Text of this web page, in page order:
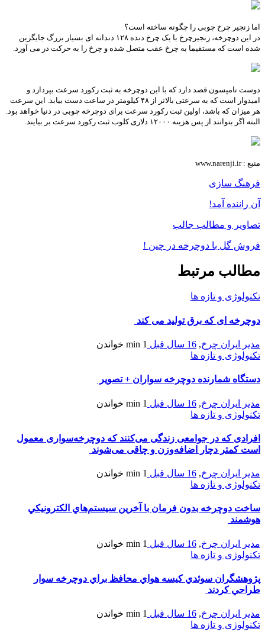
اما زنجیر چرخ چوبی را چگونه ساخته است؟
در این دوچرخه، زنجیرچرخ با یک چرخ دنده ۱۲۸ دندانه ای بسیار بزرگ جایگزین
شده است که مستقیما به چرخ عقب متصل شده و چرخ را به حرکت در می آورد.
دوست تامپسون قصد دارد که با این دوچرخه به ثبت رکورد سرعت بپردازد و
امیدوار است که به سرعتی بالاتر از ۴۸ کیلومتر در ساعت دست بیابد. این سرعت
هر میزان که باشد، اولین ثبت رکورد سرعت برای دوچرخه چوبی در دنیا خواهد بود.
البته اگر بتوانند از پس هزینه ۱۲۰۰۰ دلاری کلوب ثبت رکورد سرعت بر بیایند.
منبع : www.narenji.ir
فرهنگ سازی
آن راننده آمد!
تصاویر و مطالب جالب
فروش گل با دوچرخه در چین !
مطالب مرتبط
تکنولوژی و تازه ها
دوچرخه ای که برق تولید می کند
مدیر ایران چرخ, 16 سال قبل 1 min
خواندن
تکنولوژی و تازه ها
دستگاه شمارنده دوچرخه سواران + تصویر
مدیر ایران چرخ, 16 سال قبل 1 min
خواندن
تکنولوژی و تازه ها
افرادی که در جوامعی زندگی می‌کنند که دوچرخه‌سواری معمول
است کمتر دچار اضافه‌وزن و چاقی می‌شوند
مدیر ایران چرخ, 16 سال قبل 1 min
خواندن
تکنولوژی و تازه ها
ساخت دوچرخه بدون فرمان با آخرين سيستم‌هاي الكترونيكي
هوشمند
مدیر ایران چرخ, 16 سال قبل 1 min
خواندن
تکنولوژی و تازه ها
پژوهشگران سوئدي کيسه هواي محافظ براي دوچرخه سوار
طراحي کردند
مدیر ایران چرخ, 16 سال قبل 1 min
خواندن
تکنولوژی و تازه ها